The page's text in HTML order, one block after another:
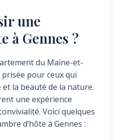
une
à Gennes ?
du Maine-et-
pour ceux qui
la beauté de la nature.
une expérience
Voici quelques
d’hôte à Gennes :